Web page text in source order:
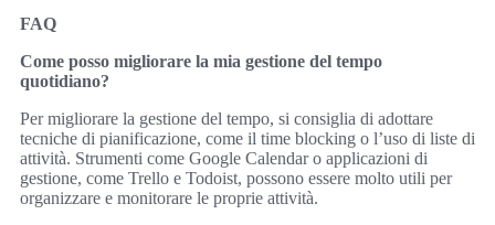
FAQ
Come posso migliorare la mia gestione del tempo
quotidiano?
Per migliorare la gestione del tempo, si consiglia di adottare
tecniche di pianificazione, come il time blocking o l’uso di liste di
attività. Strumenti come Google Calendar o applicazioni di
gestione, come Trello e Todoist, possono essere molto utili per
organizzare e monitorare le proprie attività.